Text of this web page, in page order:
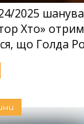
2025
Хто»
що Голда